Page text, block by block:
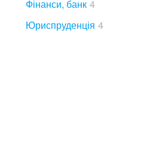
Фінанси, банк 4
Юриспруденція 4